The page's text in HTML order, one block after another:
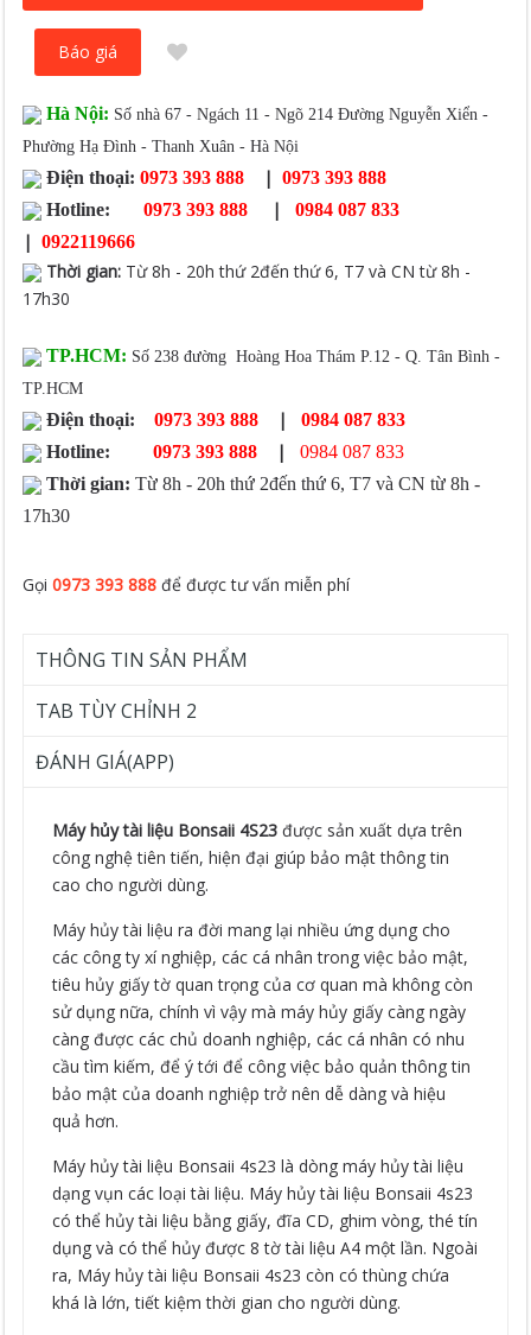
Báo giá
Hà Nội: Số nhà 67 - Ngách 11 - Ngõ 214 Đường Nguyễn Xiển -
Phường Hạ Đình - Thanh Xuân - Hà Nội
Điện thoại: 0973 393 888 |
0973 393 888
Hotline:
0973 393 888 | 0984 087 833
| 0922119666
Thời gian: Từ 8h - 20h thứ 2đến thứ 6, T7 và CN từ 8h -
17h30
TP.HCM: Số 238 đường Hoàng Hoa Thám P.12 - Q. Tân Bình -
TP.HCM
Điện thoại: 0973 393 888 |
0984 087 833
Hotline:
0973 393 888 |
0984 087 833
Thời gian: Từ 8h - 20h thứ 2đến thứ 6, T7 và CN từ 8h -
17h30
Gọi0973 393 888 để được tư vấn miễn phí
THÔNG TIN SẢN PHẨM
TAB TÙY CHỈNH 2
ĐÁNH GIÁ(APP)
Máy hủy tài liệu Bonsaii 4S23được sản xuất dựa trên
công nghệ tiên tiến, hiện đại giúp bảo mật thông tin
cao cho người dùng.
Máy hủy tài liệu ra đời mang lại nhiều ứng dụng cho
các công ty xí nghiệp, các cá nhân trong việc bảo mật,
tiêu hủy giấy tờ quan trọng của cơ quan mà không còn
sử dụng nữa, chính vì vậy mà máy hủy giấy càng ngày
càng được các chủ doanh nghiệp, các cá nhân có nhu
cầu tìm kiếm, để ý tới để công việc bảo quản thông tin
bảo mật của doanh nghiệp trở nên dễ dàng và hiệu
quả hơn.
Máy hủy tài liệu Bonsaii 4s23 là dòng máy hủy tài liệu
dạng vụn các loại tài liệu. Máy hủy tài liệu Bonsaii 4s23
có thể hủy tài liệu bằng giấy, đĩa CD, ghim vòng, thé tín
dụng và có thể hủy được 8 tờ tài liệu A4 một lần. Ngoài
ra, Máy hủy tài liệu Bonsaii 4s23 còn có thùng chứa
khá là lớn, tiết kiệm thời gian cho người dùng.